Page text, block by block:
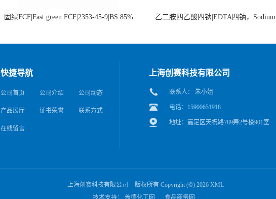
固绿FCF|Fast green FCF|2353-45-9|BS 85%
乙二胺四乙酸四钠|EDTA四钠，Sodium
快捷导航
公司首页 公司介绍 公司动态
产品展厅 证书荣誉 联系方式
在线留言
上海创赛科技有限公司
联系人： 朱小姐
电话：15900651918
地址：嘉定区天祝路789弄2号楼901室
上海创赛科技有限公司 版权所有 Copyright (©) 2026 XML
技术支持： 盖德化工网 食品商务网